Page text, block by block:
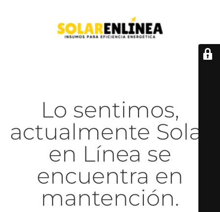
Lo sentimos,
actualmente Solar
en Línea se
encuentra en
mantención.